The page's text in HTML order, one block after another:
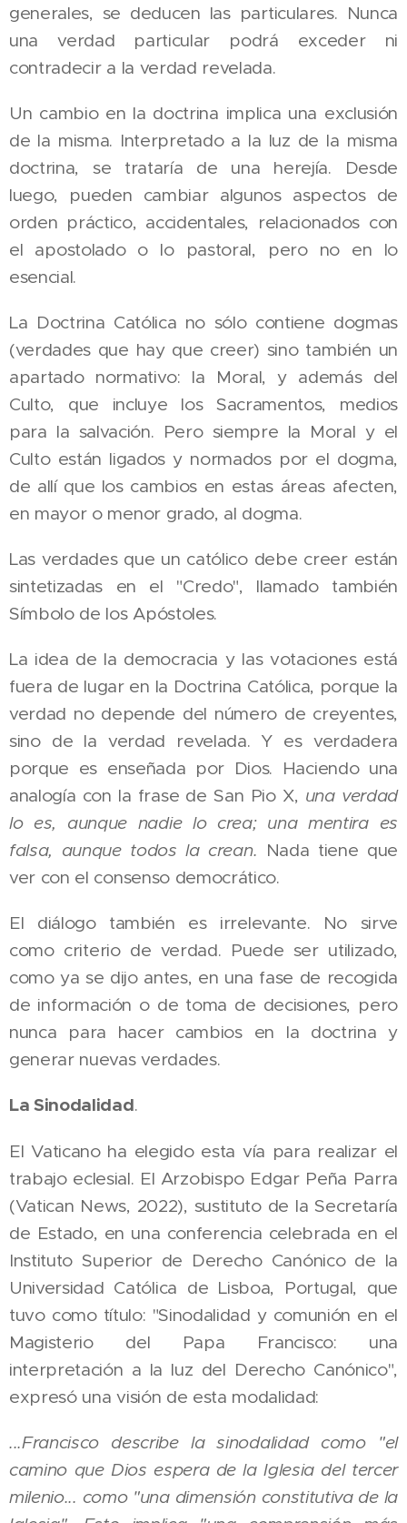
generales, se deducen las particulares. Nunca
una verdad particular podrá exceder ni
contradecir a la verdad revelada.
Un cambio en la doctrina implica una exclusión
de la misma. Interpretado a la luz de la misma
doctrina, se trataría de una herejía. Desde
luego, pueden cambiar algunos aspectos de
orden práctico, accidentales, relacionados con
el apostolado o lo pastoral, pero no en lo
esencial.
La Doctrina Católica no sólo contiene dogmas
(verdades que hay que creer) sino también un
apartado normativo: la Moral, y además del
Culto, que incluye los Sacramentos, medios
para la salvación. Pero siempre la Moral y el
Culto están ligados y normados por el dogma,
de allí que los cambios en estas áreas afecten,
en mayor o menor grado, al dogma.
Las verdades que un católico debe creer están
sintetizadas en el "Credo", llamado también
Símbolo de los Apóstoles.
La idea de la democracia y las votaciones está
fuera de lugar en la Doctrina Católica, porque la
verdad no depende del número de creyentes,
sino de la verdad revelada. Y es verdadera
porque es enseñada por Dios. Haciendo una
analogía con la frase de San Pio X, una verdad
lo es, aunque nadie lo crea; una mentira es
falsa, aunque todos la crean. Nada tiene que
ver con el consenso democrático.
El diálogo también es irrelevante. No sirve
como criterio de verdad. Puede ser utilizado,
como ya se dijo antes, en una fase de recogida
de información o de toma de decisiones, pero
nunca para hacer cambios en la doctrina y
generar nuevas verdades.
La Sinodalidad.
El Vaticano ha elegido esta vía para realizar el
trabajo eclesial. El Arzobispo Edgar Peña Parra
(Vatican News, 2022), sustituto de la Secretaría
de Estado, en una conferencia celebrada en el
Instituto Superior de Derecho Canónico de la
Universidad Católica de Lisboa, Portugal, que
tuvo como título: "Sinodalidad y comunión en el
Magisterio del Papa Francisco: una
interpretación a la luz del Derecho Canónico",
expresó una visión de esta modalidad:
...Francisco describe la sinodalidad como "el
camino que Dios espera de la Iglesia del tercer
milenio... como "una dimensión constitutiva de la